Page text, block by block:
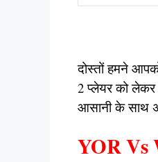
दोस्तों हमने
2 प्लेयर को
आसानी के साथ
YOR Vs